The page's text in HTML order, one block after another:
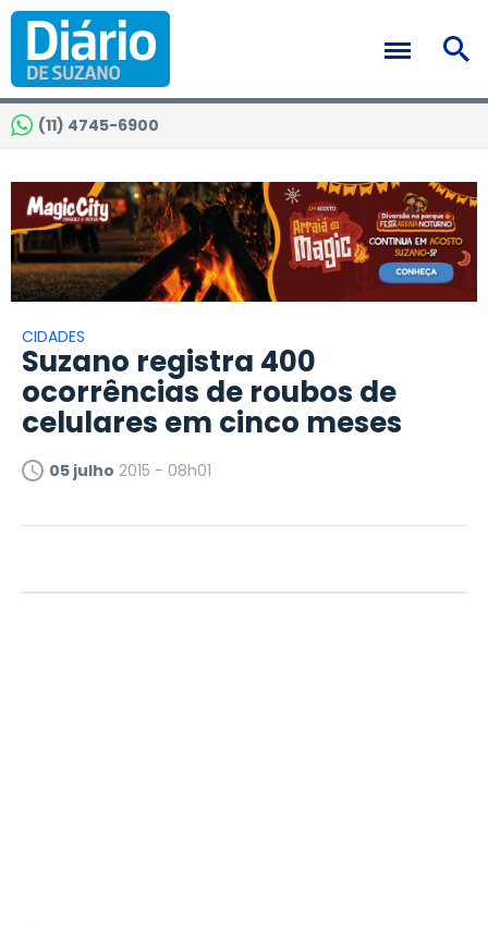
(11) 4745-6900
CIDADES
Suzano registra 400
ocorrências de roubos de
celulares em cinco meses
05 julho 2015 - 08h01